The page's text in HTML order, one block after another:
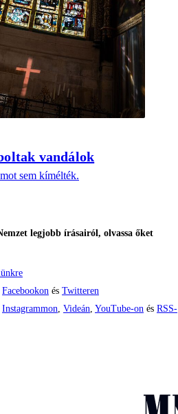
vandálok
sem kímélték.
legjobb írásairól, olvassa őket
Facebookon és Twitteren
Instagrammon Videán YouTube-on és RSS-